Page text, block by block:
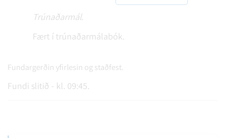
Trúnaðarmál.
Fært í trúnaðarmálabók.
Fundargerðin yfirlesin og staðfest.
Fundi slitið - kl. 09:45.